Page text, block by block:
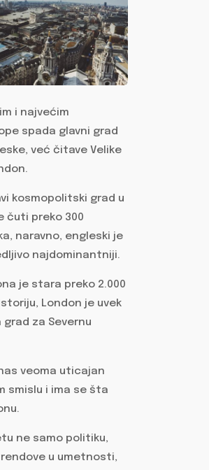
i najvećim
spada glavni grad
već čitave Velike
kosmopolitski grad u
čuti preko 300
naravno, engleski je
najdominantniji.
je stara preko 2.000
London je uvek
za Severnu
veoma uticajan
smislu i ima se šta
ne samo politiku,
u umetnosti,